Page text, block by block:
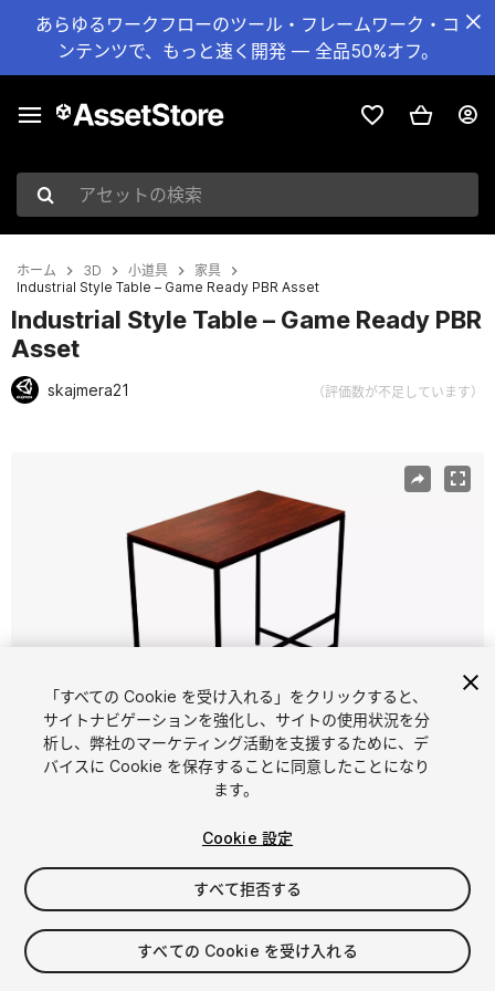
あらゆるワークフローのツール・フレームワーク・コ
ンテンツで、もっと速く開発 — 全品50%オフ。
アセットの検索
ホーム 3D 小道具
家具
Industrial Style Table – Game Ready PBR Asset
Industrial Style Table – Game Ready PBR
Asset
skajmera21 （評価数が不足しています）
1/14
$4.99
消費税は決済時に計算されます
「すべての Cookie を受け入れる」をクリックすると、
サイトナビゲーションを強化し、サイトの使用状況を分
析し、弊社のマーケティング活動を支援するために、デ
バイスに Cookie を保存することに同意したことになり
ます。
Cookie 設定
すべて拒否する
すべての Cookie を受け入れる